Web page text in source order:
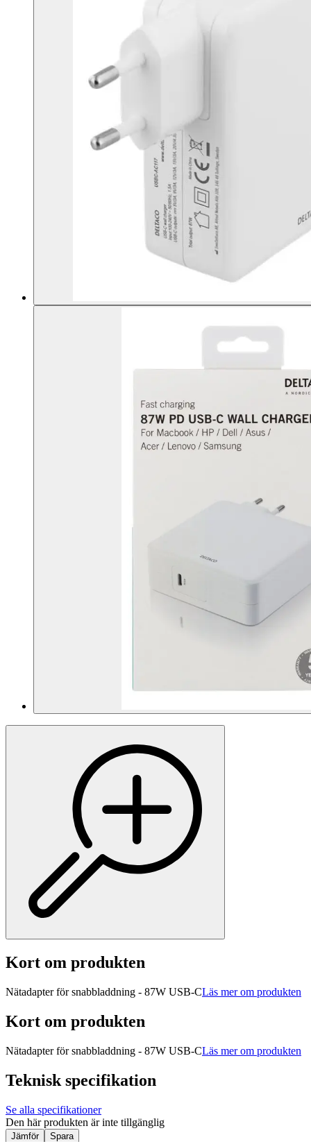
Kort om produkten
Nätadapter för snabbladdning - 87W USB-CLäs mer om produkten
Kort om produkten
Nätadapter för snabbladdning - 87W USB-CLäs mer om produkten
Teknisk specifikation
Se alla specifikationer
Den här produkten är inte tillgänglig
Jämför Spara